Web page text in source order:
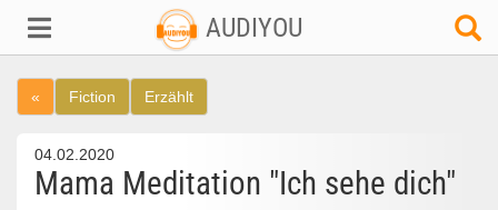
AUDIYOU
« Fiction Erzählt
04.02.2020
Mama Meditation "Ich sehe dich"